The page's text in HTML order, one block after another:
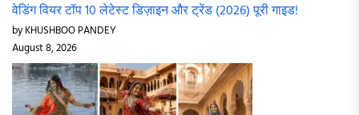
वेडिंग वियर टॉप 10 लेटेस्ट डिज़ाइन और ट्रेंड (2026) पूरी गाइड!
by KHUSHBOO PANDEY
August 8, 2026